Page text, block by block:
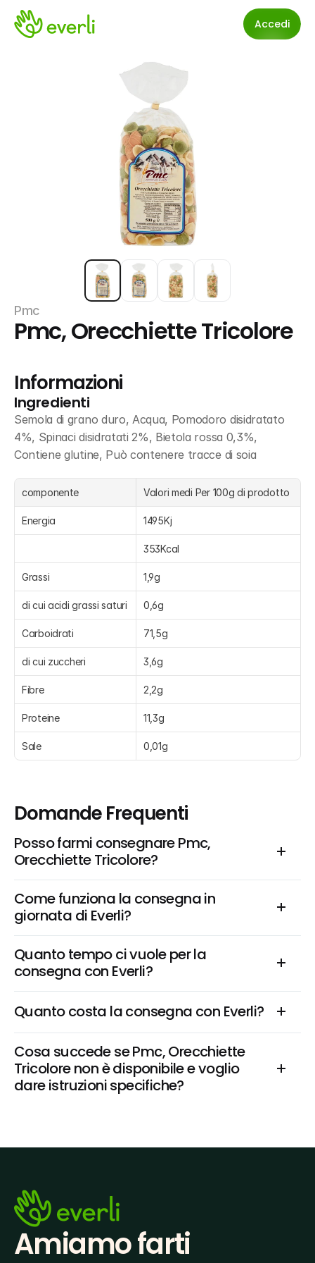
Accedi
Pmc
Pmc, Orecchiette Tricolore
Informazioni
Ingredienti
Semola di grano duro, Acqua, Pomodoro disidratato
4%, Spinaci disidratati 2%, Bietola rossa 0,3%,
Contiene glutine, Può contenere tracce di soia
componente Valori medi Per 100g di prodotto
Energia 1495Kj
353Kcal
Grassi 1,9g
di cui acidi grassi saturi 0,6g
Carboidrati 71,5g
di cui zuccheri 3,6g
Fibre 2,2g
Proteine 11,3g
Sale 0,01g
Domande Frequenti
Posso farmi consegnare Pmc,
Orecchiette Tricolore?
Come funziona la consegna in
giornata di Everli?
Quanto tempo ci vuole per la
consegna con Everli?
Quanto costa la consegna con Everli?
Cosa succede se Pmc, Orecchiette
Tricolore non è disponibile e voglio
dare istruzioni specifiche?
Amiamo farti